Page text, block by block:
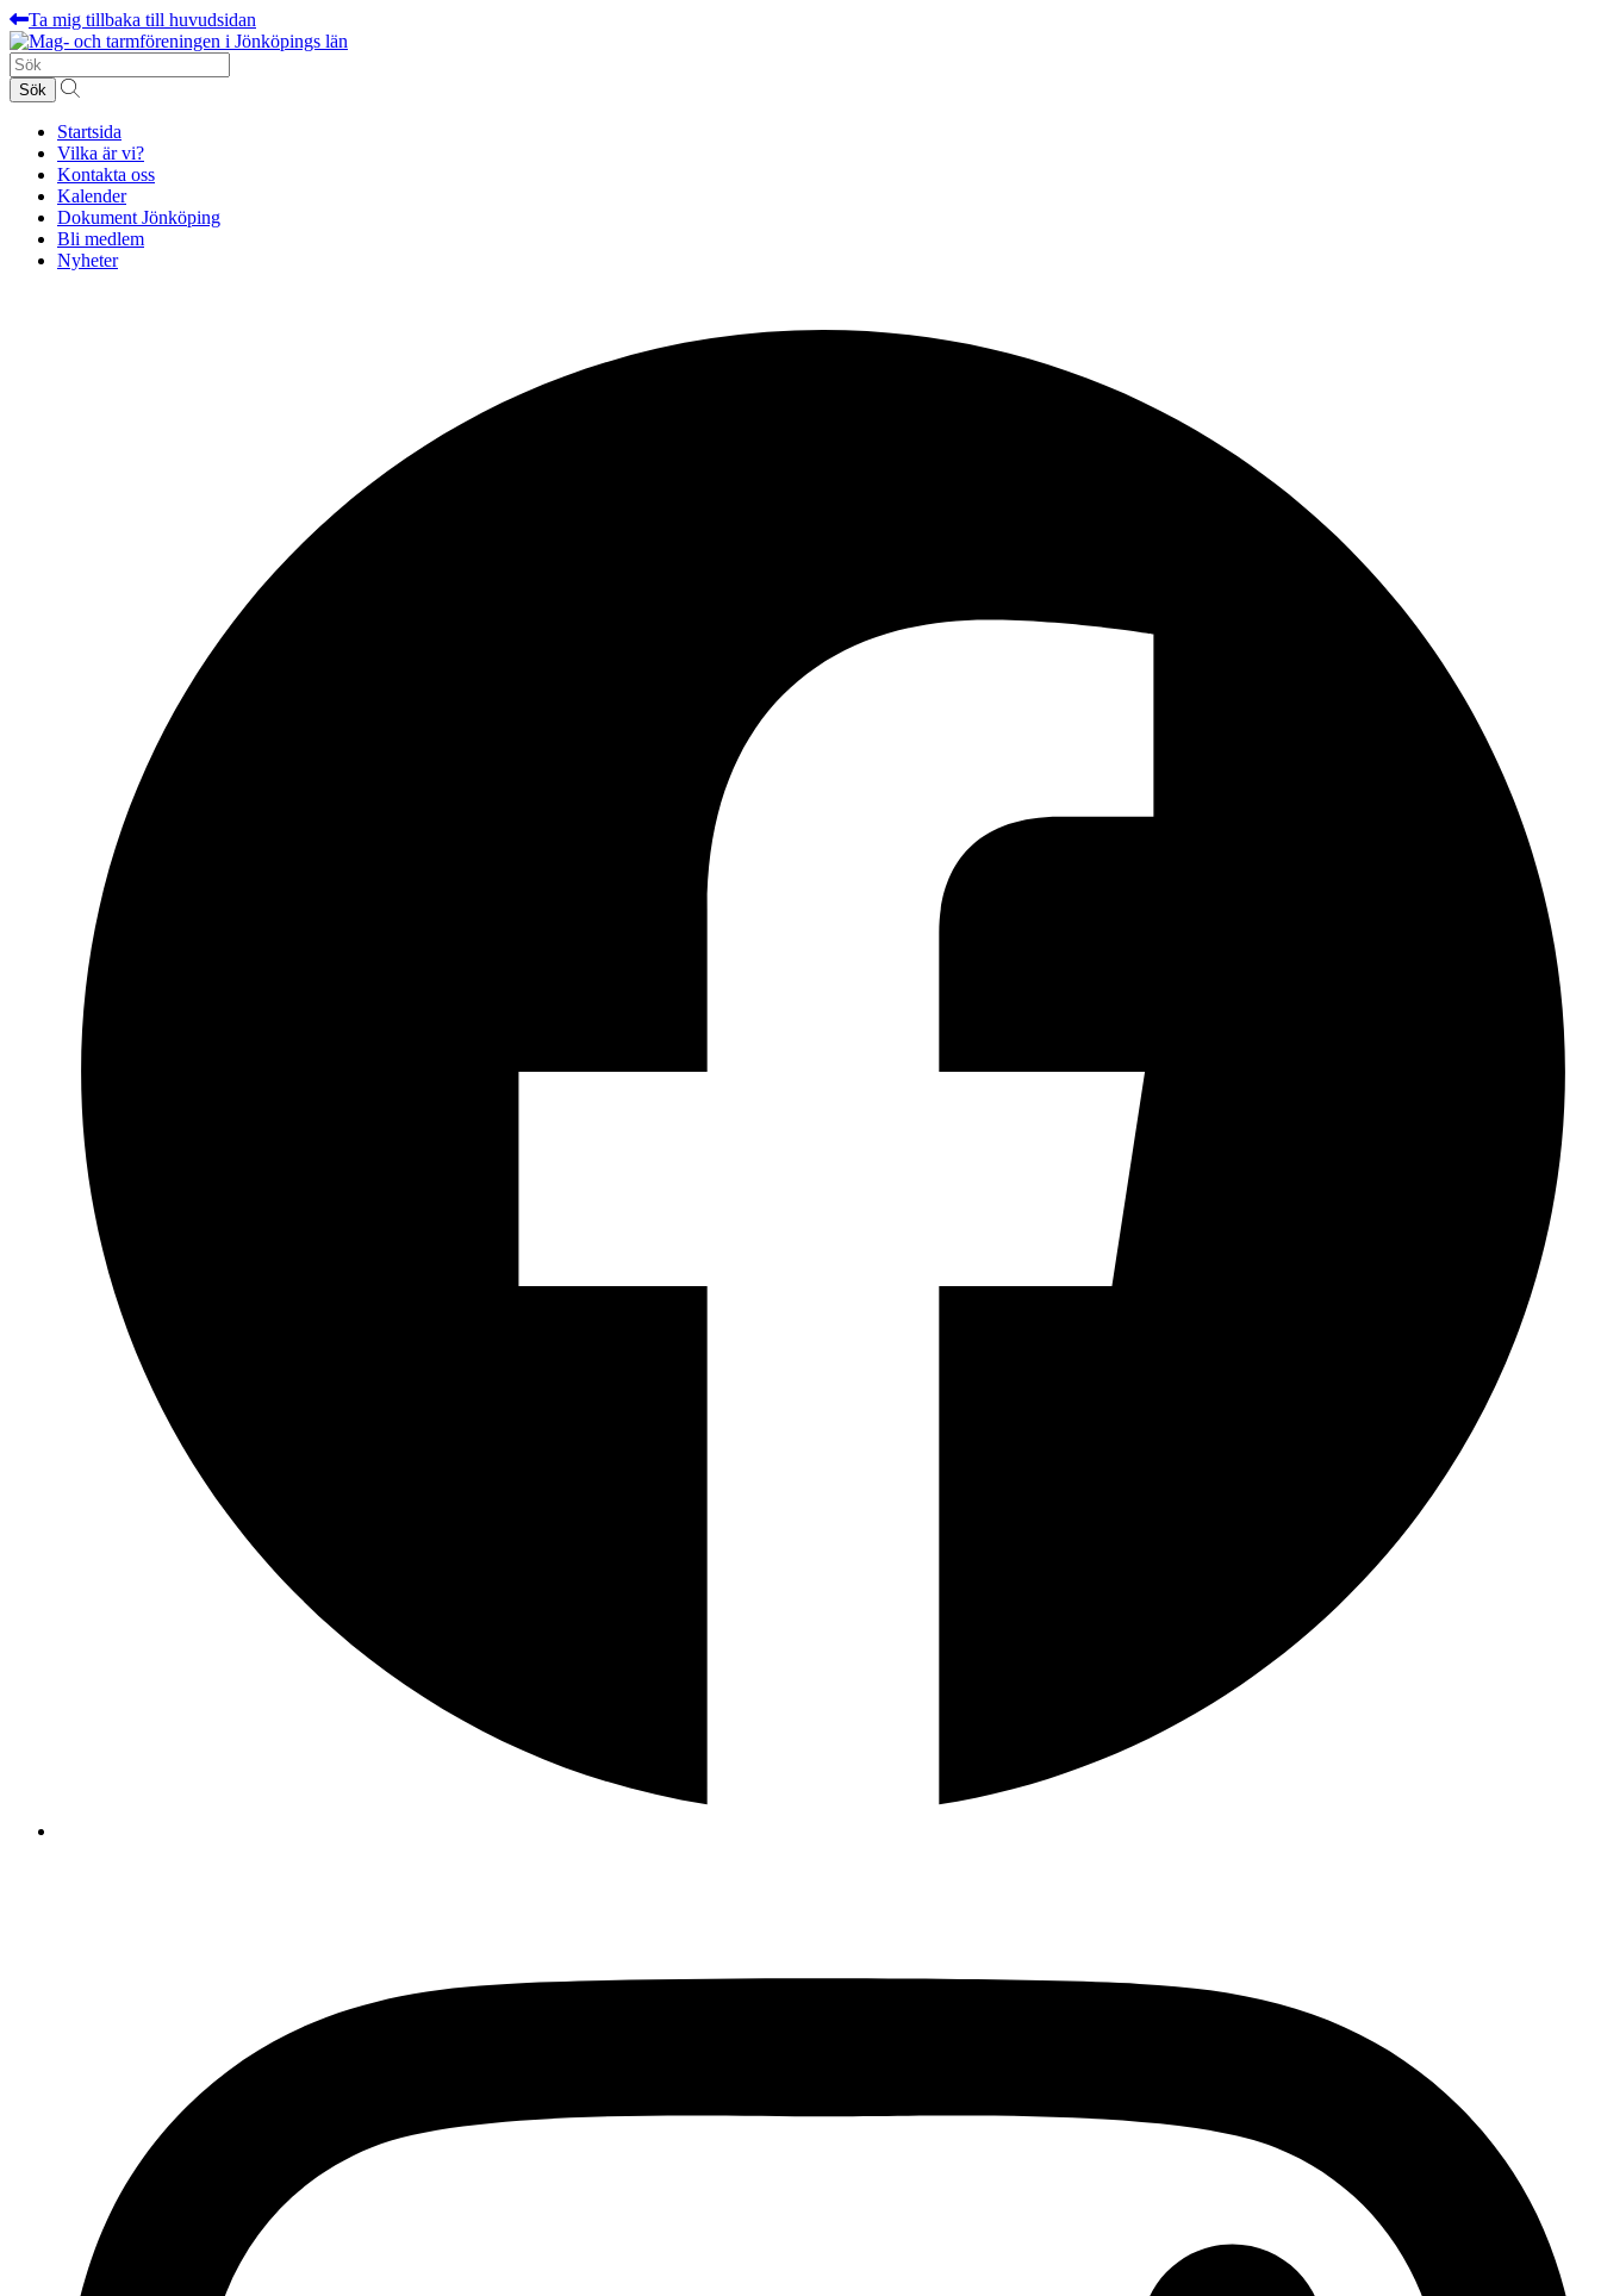
Ta mig tillbaka till huvudsidan
Sök
efter:
Startsida
Vilka är vi?
Kontakta oss
Kalender
Dokument Jönköping
Bli medlem
Nyheter